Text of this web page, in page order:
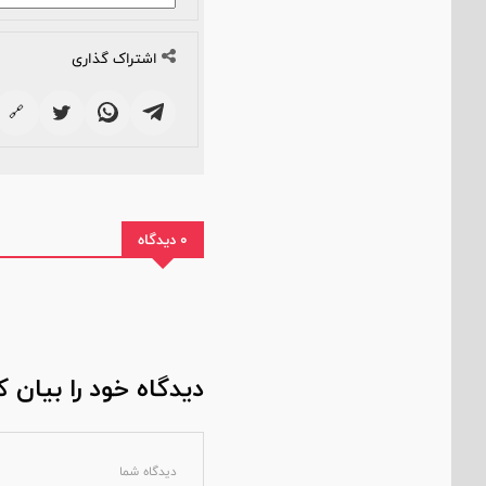
اشتراک گذاری
🔗
0 دیدگاه
دیدگاه خود را بیان